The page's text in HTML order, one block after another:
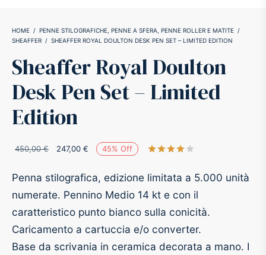
HOME / PENNE STILOGRAFICHE, PENNE A SFERA, PENNE ROLLER E MATITE /
SHEAFFER / SHEAFFER ROYAL DOULTON DESK PEN SET – LIMITED EDITION
Sheaffer Royal Doulton
Desk Pen Set – Limited
Edition
45% Off
450,00€
Il prezzo
era:
450,00 €.
247,00 €
Il prezzo
247,00 €.
Penna stilografica, edizione limitata a 5.000 unità
numerate. Pennino Medio 14 kt e con il
caratteristico punto bianco sulla conicità.
Caricamento a cartuccia e/o converter.
Base da scrivania in ceramica decorata a mano. I
Matic
Space Pen
pressurizzato
Penne Roller